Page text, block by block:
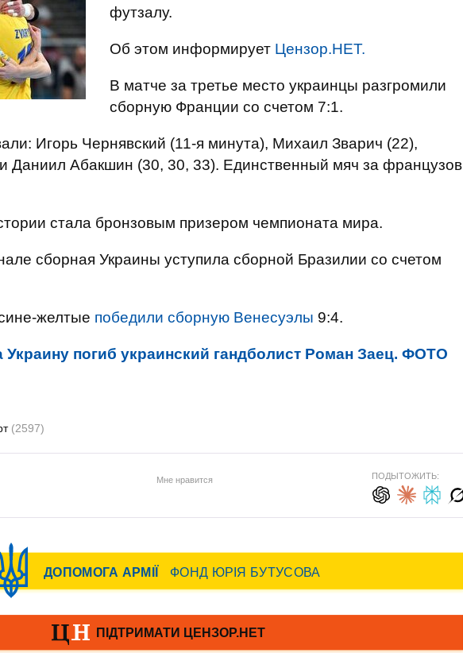
футзалу.
Об этом информирует Цензор.НЕТ.
В матче за третье место украинцы разгромили
сборную Франции со счетом 7:1.
Игорь Чернявский (11-я минута), Михаил Зварич (22),
Даниил Абакшин (30, 30, 33). Единственный мяч за французов
стала бронзовым призером чемпионата мира.
сборная Украины уступила сборной Бразилии со счетом
желтые победили сборную Венесуэлы 9:4.
Украину погиб украинский гандболист Роман Заец. ФОТО
(2597)
Мне нравится ПОДЫТОЖИТЬ: